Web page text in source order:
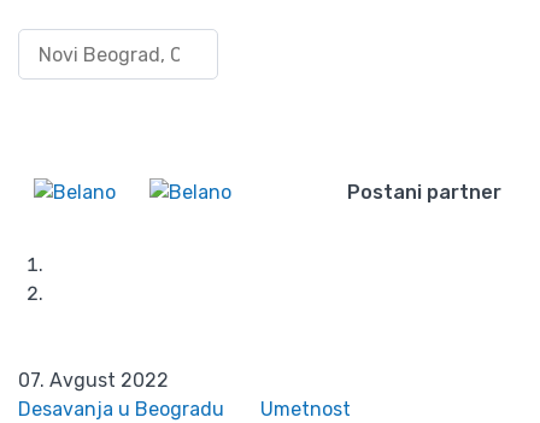
Postani partner
Nacionalni balet
Gruzije u Beogradu –
zakonima gravitacije
07. Avgust 2022
Desavanja u Beogradu
Umetnost